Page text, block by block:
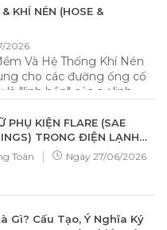
KHÍ NÉN (HOSE &
2026
Và Hệ Thống Khí Nén
cho các đường ống cố
"linh hồn" của sự linh
📌 Tổng quan Nhóm
nối ống mềm (Flexible
biểu nhất chính là phần
hình xương cá giúp bám
chặn việc tuột ống dưới
ngành chi tiết 1.
Đây là cầu nối giữa hệ
PHỤ KIỆN FLARE (SAE
TRONG ĐIỆN LẠNH
Toàn | Ngày 27/06/2026
Gì? Cấu Tạo, Ý Nghĩa Ký